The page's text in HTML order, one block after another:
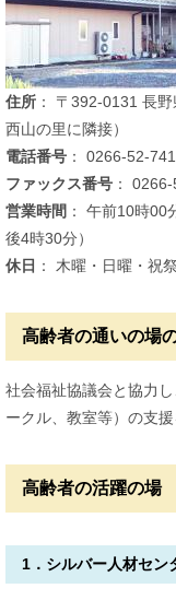
住所 ： 〒392-0131 長
西山の里に隣接）
電話番号 ： 0266-52-
ファックス番号 ：
営業時間 ： 午前10時
後4時30分）
休日 ： 木曜・日曜・祝
高齢者の通いの場
社会福祉協議会と協力
ークル、教室等）の支援
高齢者の活躍の場
1．シルバー人材セン